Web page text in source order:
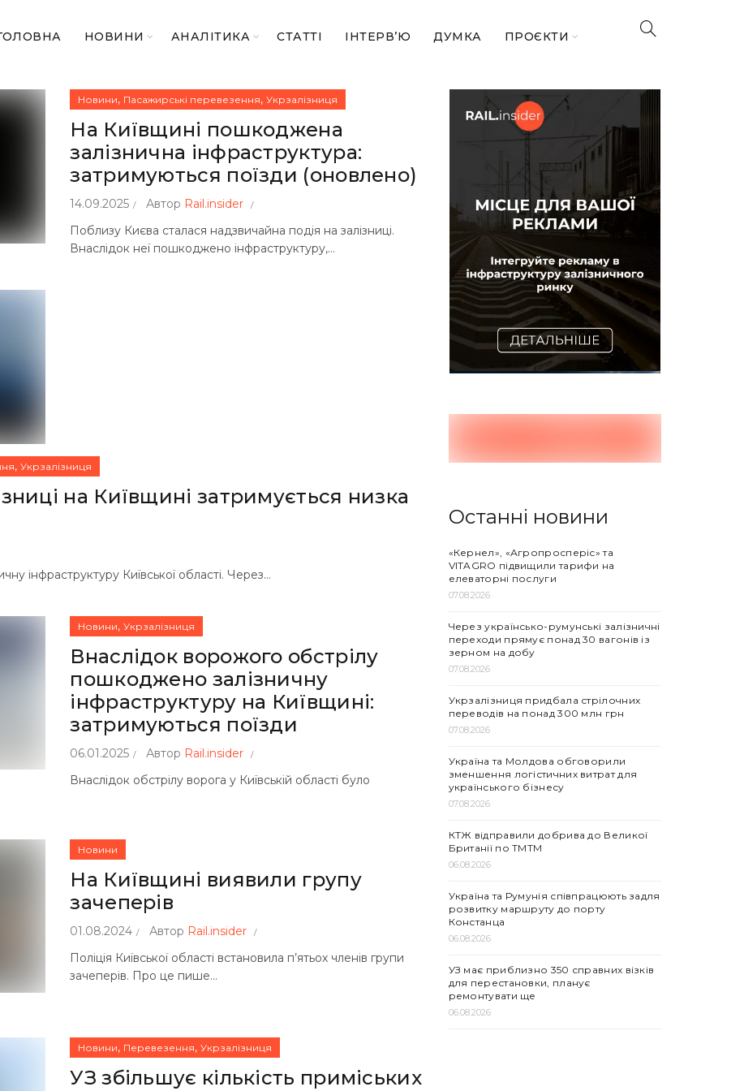
НОВИНИ АНАЛІТИКА СТАТТІ ІНТЕРВ’Ю ДУМКА ПРОЄКТИ
Новини, Пасажирські перевезення,Укрзалізниця
На Київщині пошкоджена
залізнична інфраструктура:
затримуються поїзди (оновлено)
14.09.2025 Автор Rail.insider
Поблизу Києва сталася надзвичайна подія на залізниці.
Внаслідок неї пошкоджено інфраструктуру,...
, Укрзалізниця
на Київщині затримується низка
інфраструктуру Київської області. Через...
Новини,Укрзалізниця
Внаслідок ворожого обстрілу
пошкоджено залізничну
інфраструктуру на Київщині:
затримуються поїзди
06.01.2025 Автор Rail.insider
Внаслідок обстрілу ворога у Київській області було
Новини
На Київщині виявили групу
зачеперів
01.08.2024 Автор Rail.insider
Поліція Київської області встановила п’ятьох членів групи
зачеперів. Про це пише...
Новини, Перевезення,Укрзалізниця
УЗ збільшує кількість приміських
Останні новини
«Кернел», «Агропросперіс» та
VITAGRO підвищили тарифи на
елеваторні послуги
07.08.2026
Через українсько-румунські залізничні
переходи прямує понад 30 вагонів із
зерном на добу
07.08.2026
Укрзалізниця придбала стрілочних
переводів на понад 300 млн грн
07.08.2026
Україна та Молдова обговорили
зменшення логістичних витрат для
українського бізнесу
07.08.2026
КТЖ відправили добрива до Великої
Британії по ТМТМ
06.08.2026
Україна та Румунія співпрацюють задля
розвитку маршруту до порту
Констанца
06.08.2026
УЗ має приблизно 350 справних візків
для перестановки, планує
ремонтувати ще
06.08.2026